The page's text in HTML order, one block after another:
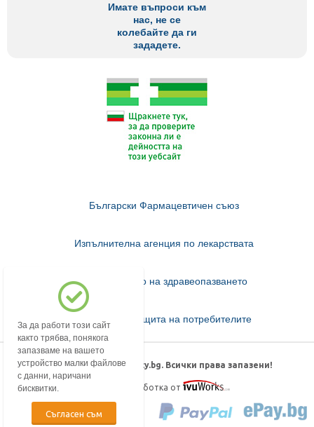
Имате въпроси към
нас, не се
колебайте да ги
зададете.
Български Фармацевтичен съюз
Изпълнителна агенция по лекарствата
Министерство на здравеопазването
Комисия за защита на потребителите
© 2018-2026 mypharmacy.bg. Всички права запазени!
Дизайн и изработка от
За да работи този сайт
както трябва, понякога
запазваме на вашето
устройство малки файлове
с данни, наричани
бисквитки.
Съгласен съм